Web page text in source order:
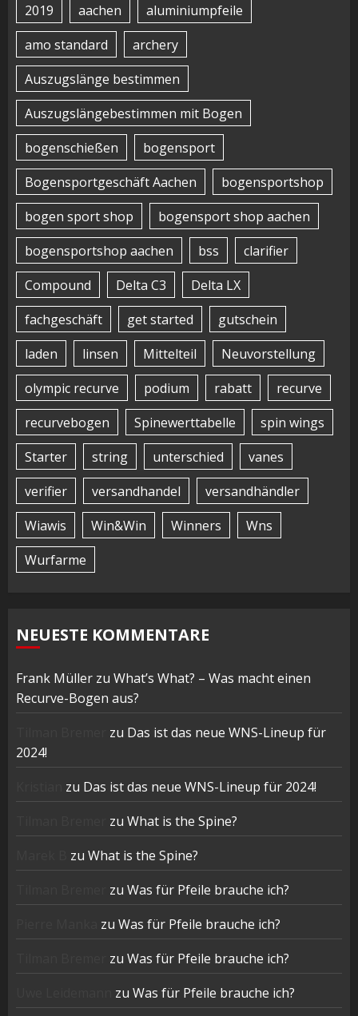
2019 aachen
aluminiumpfeile
amo standard
archery
Auszugslänge bestimmen
Auszugslängebestimmen mit Bogen
bogenschießen
bogensport
Bogensportgeschäft Aachen
bogensportshop
bogen sport shop
bogensport shop aachen
bogensportshop aachen
bss
clarifier
Compound
Delta C3
Delta LX
fachgeschäft
get started
gutschein
laden
linsen Mittelteil
Neuvorstellung
olympic recurve
podium rabatt
recurve
recurvebogen
Spinewerttabelle
spin wings
Starter
string unterschied
vanes
verifier
versandhandel
versandhändler
Wiawis
Win&Win Winners
Wns
Wurfarme
NEUESTE KOMMENTARE
Frank Müller zu What’s What? – Was macht einen
Recurve-Bogen aus?
zu Das ist das neue WNS-Lineup für
2024!
zu Das ist das neue WNS-Lineup für 2024!
zu What is the Spine?
zu What is the Spine?
zu Was für Pfeile brauche ich?
zu Was für Pfeile brauche ich?
zu Was für Pfeile brauche ich?
zu Was für Pfeile brauche ich?